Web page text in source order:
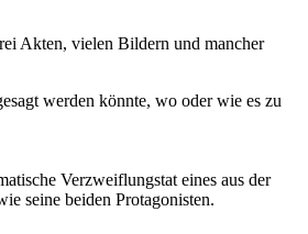
Akten, vielen Bildern und mancher
werden könnte, wo oder wie es zu
Verzweiflungstat eines aus der
seine beiden Protagonisten.